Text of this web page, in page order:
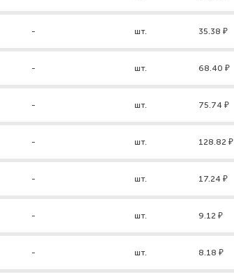
- шт. 35.38 ₽
- шт. 68.40 ₽
- шт. 75.74 ₽
- шт. 128.82 ₽
- шт. 17.24 ₽
- шт. 9.12 ₽
- шт. 8.18 ₽